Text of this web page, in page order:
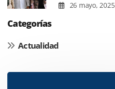
26 mayo, 2025
Categorías
Actualidad